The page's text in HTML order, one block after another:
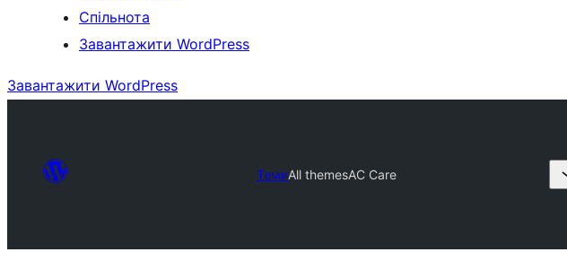
Спільнота
Завантажити WordPress
Завантажити WordPress
ТемиAll themesAC Care